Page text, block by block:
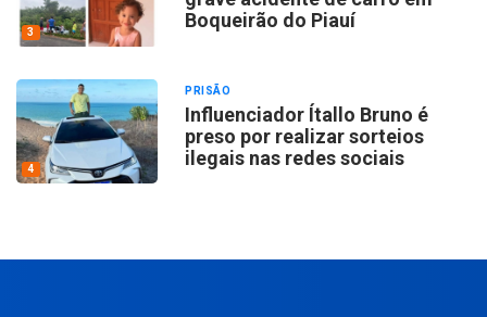
3
Boqueirão do Piauí
4
PRISÃO
Influenciador Ítallo Bruno é
preso por realizar sorteios
ilegais nas redes sociais